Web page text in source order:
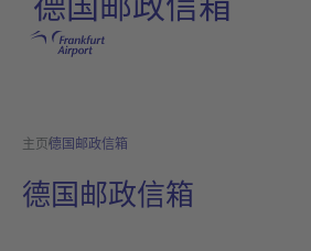
跳转至主页
主页德国邮政信箱
德国邮政信箱